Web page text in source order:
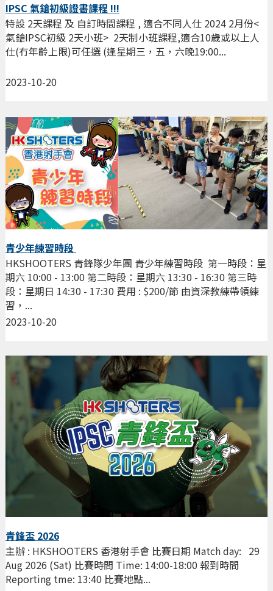
IPSC 氣鎗初級證書課程 !!!
2023-10-20
特設 2天課程 及 自訂時間課程 , 適合不同人仕 2024 2月份<
氣鎗IPSC初級 2天小班> 2天制小班課程,適合10歲或以上人
仕(冇年齡上限)可任選 (逢星期三，五，六晚19:00...
青少年練習時段
2023-10-20
HKSHOOTERS 青鋒隊少年團 青少年練習時段 第一時段：星
期六 10:00 - 13:00 第二時段：星期六 13:30 - 16:30 第三時
段：星期日 14:30 - 17:30 費用 : $200/節 由資深教練帶領練
習，...
青鋒盃 2026
主辦 : HKSHOOTERS 香港射手會 比賽日期 Match day: 29
Aug 2026 (Sat) 比賽時間 Time: 14:00-18:00 報到時間
Reporting tme: 13:40 比賽地點...